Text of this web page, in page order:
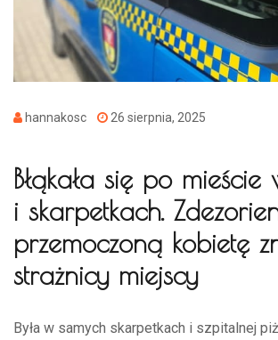
hannakosc 26 sierpnia, 2025
Błąkała się po
i skarpetkach.
przemoczoną kobietę
strażnicy miejscy
Była w samych skarpetkach i szpitalnej